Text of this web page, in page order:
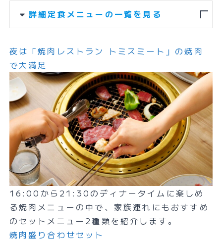
詳細定食メニューの一覧を見る
夜は「焼肉レストラン トミスミート」の焼肉
で大満足
16:00から21:30のディナータイムに楽しめ
る焼肉メニューの中で、家族連れにもおすすめ
のセットメニュー2種類を紹介します。
焼肉盛り合わせセット